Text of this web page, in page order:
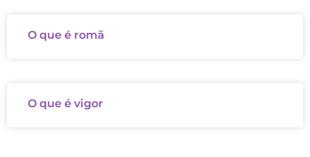
O que é romã
O que é vigor